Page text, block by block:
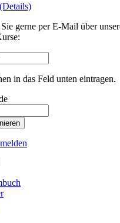
gerne per E-Mail über
in das Feld unten eintragen.